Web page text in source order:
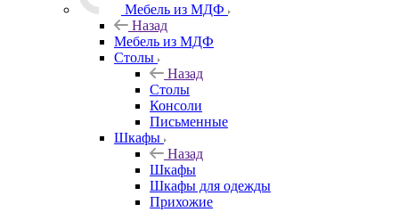
Мебель из МДФ
Назад
Мебель из МДФ
Столы
Назад
Столы
Консоли
Письменные
Шкафы
Назад
Шкафы
Шкафы для одежды
Прихожие